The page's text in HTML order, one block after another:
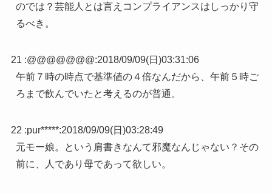
のでは？芸能人とは言えコンプライアンスはしっかり守
るべき。
21 :@@@@@@@:2018/09/09(日)03:31:06
午前７時の時点で基準値の４倍なんだから、午前５時ご
ろまで飲んでいたと考えるのが普通。
22 :pur*****:2018/09/09(日)03:28:49
元モー娘。という肩書きなんて邪魔なんじゃない？その
前に、人であり母であって欲しい。